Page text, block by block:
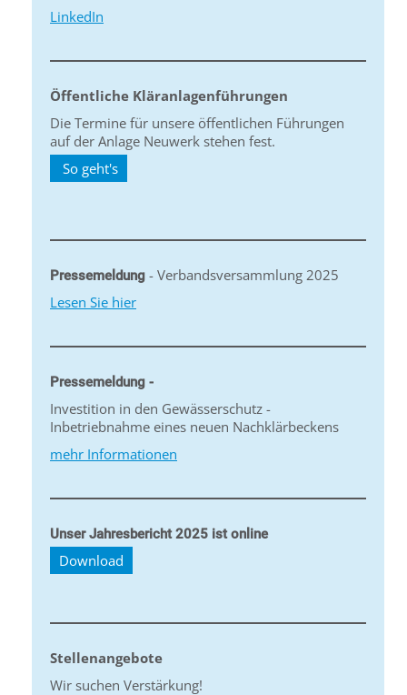
LinkedIn
Öffentliche Kläranlagenführungen
Die Termine für unsere öffentlichen Führungen
auf der Anlage Neuwerk stehen fest.
So geht's
Pressemeldung - Verbandsversammlung 2025
Lesen Sie hier
Pressemeldung -
Investition in den Gewässerschutz -
Inbetriebnahme eines neuen Nachklärbeckens
mehr Informationen
Unser Jahresbericht 2025 ist online
Download
Stellenangebote
Wir suchen Verstärkung!